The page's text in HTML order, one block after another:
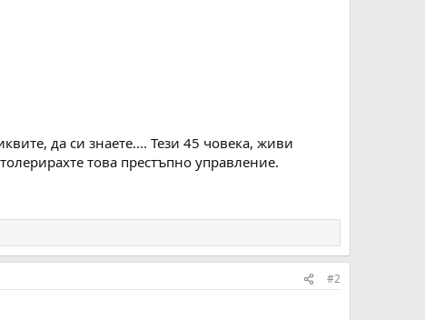
да си знаете.... Тези 45 човека, живи
това престъпно управление.
#2